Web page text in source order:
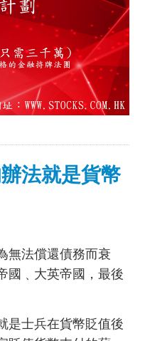
法就是貨幣
無法償還債務而衰
國﹑大英帝國，最後
是士兵在貨幣貶值後